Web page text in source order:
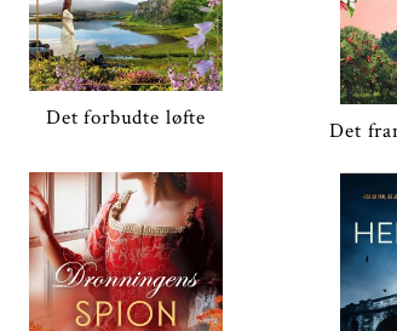
Det forbudte løfte Det